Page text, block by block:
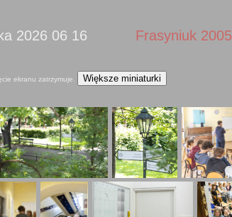
2026 06 16 Frasyniuk 2005
ekranu zatrzymuje. Większe miniaturki